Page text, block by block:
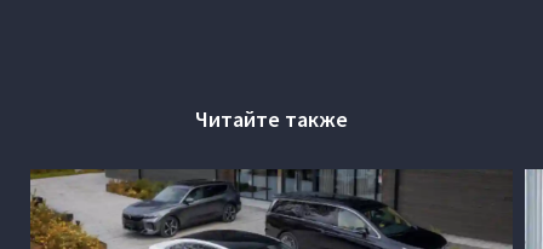
Читайте также